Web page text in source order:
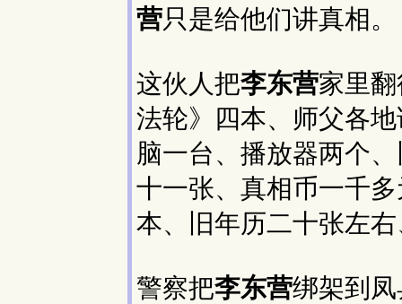
营只是给他们讲真相。
这伙人把李东营家里
法轮》四本、师父各
脑一台、播放器两个
十一张、真相币一千
本、旧年历二十张左
警察把李东营绑架到